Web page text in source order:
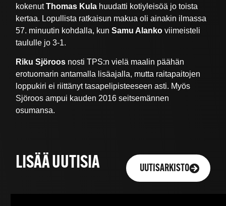
kokenutThomas Kula huudatti kotiyleisöä jo toista
kertaa. Lopullista ratkaisun makua oli ainakin ilmassa
57. minuutin kohdalla, kunSamu Alanko viimeisteli
taululle jo 3-1.
Riku Sjöroos nosti TPS:n vielä maalin päähän
erotuomarin antamalla lisäajalla, mutta raitapaitojen
loppukiri ei riittänyt tasapelipisteeseen asti. Myös
Sjöroos ampui kauden 2016 seitsemännen
osumansa.
LISÄÄ UUTISIA UUTISARKISTO